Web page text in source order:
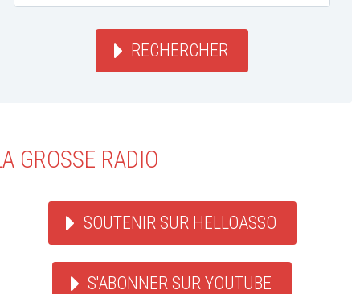
RECHERCHER
GROSSE RADIO
SOUTENIR SUR HELLOASSO
S'ABONNER SUR YOUTUBE